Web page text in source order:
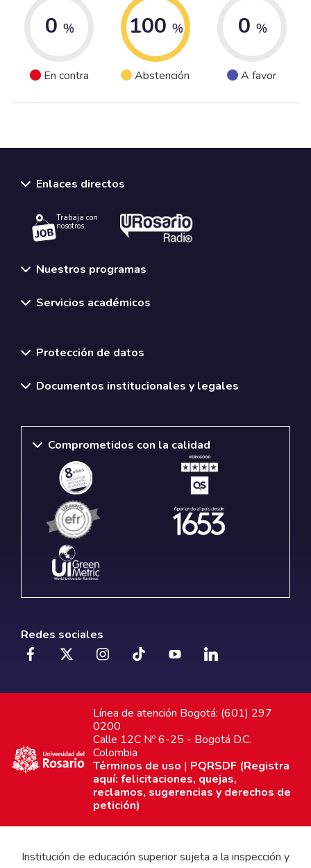
0 %
En contra
100 %
Abstención
0 %
A favor
Enlaces directos
Trabaja con
nosotros.
Nuestros programas
Servicios académicos
Protección de datos
Documentos institucionales y legales
Comprometidos con la calidad
Redes sociales
Línea de atención Bogotá: (601) 297
0200
Calle 12C Nº 6-25 - Bogotá D.C.
Colombia
Términos de uso | PQRSDF (Registra
aquí: felicitaciones, quejas,
reclamos, sugerencias y derechos de
petición)
Institución de educación superior sujeta a la inspección y